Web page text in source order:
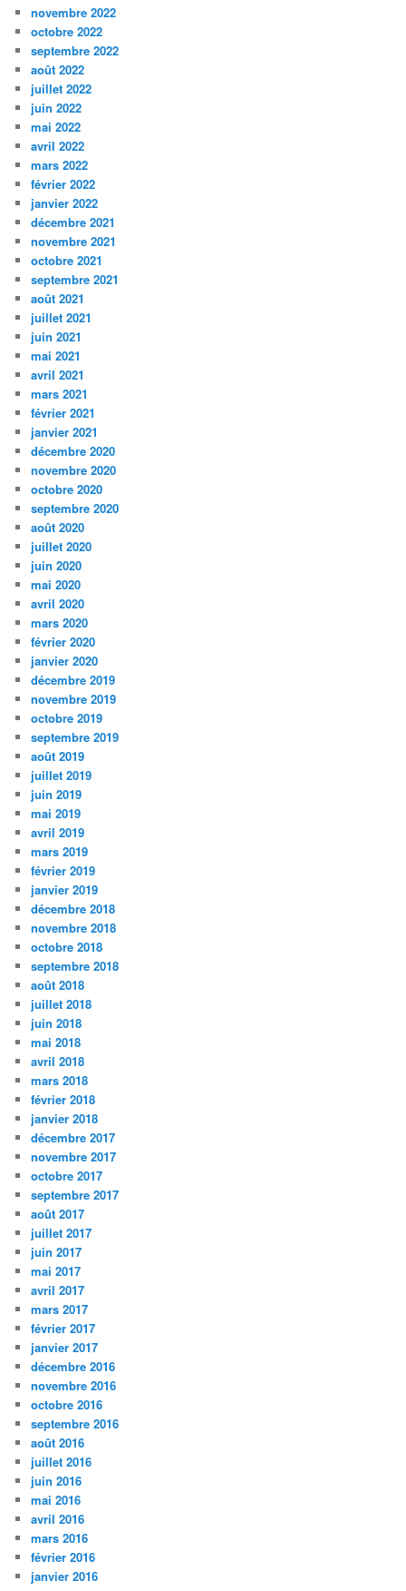
novembre 2022
octobre 2022
septembre 2022
août 2022
juillet 2022
juin 2022
mai 2022
avril 2022
mars 2022
février 2022
janvier 2022
décembre 2021
novembre 2021
octobre 2021
septembre 2021
août 2021
juillet 2021
juin 2021
mai 2021
avril 2021
mars 2021
février 2021
janvier 2021
décembre 2020
novembre 2020
octobre 2020
septembre 2020
août 2020
juillet 2020
juin 2020
mai 2020
avril 2020
mars 2020
février 2020
janvier 2020
décembre 2019
novembre 2019
octobre 2019
septembre 2019
août 2019
juillet 2019
juin 2019
mai 2019
avril 2019
mars 2019
février 2019
janvier 2019
décembre 2018
novembre 2018
octobre 2018
septembre 2018
août 2018
juillet 2018
juin 2018
mai 2018
avril 2018
mars 2018
février 2018
janvier 2018
décembre 2017
novembre 2017
octobre 2017
septembre 2017
août 2017
juillet 2017
juin 2017
mai 2017
avril 2017
mars 2017
février 2017
janvier 2017
décembre 2016
novembre 2016
octobre 2016
septembre 2016
août 2016
juillet 2016
juin 2016
mai 2016
avril 2016
mars 2016
février 2016
janvier 2016